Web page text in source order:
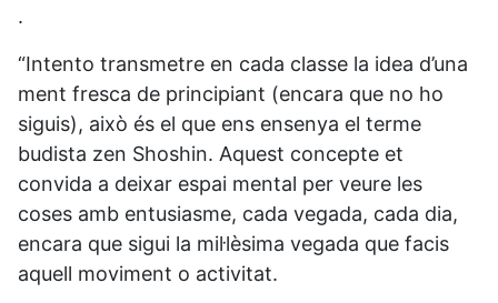
.
“Intento transmetre en cada classe la idea d’una
ment fresca de principiant (encara que no ho
siguis), això és el que ens ensenya el terme
budista zen Shoshin. Aquest concepte et
convida a deixar espai mental per veure les
coses amb entusiasme, cada vegada, cada dia,
encara que sigui la mil·lèsima vegada que facis
aquell moviment o activitat.